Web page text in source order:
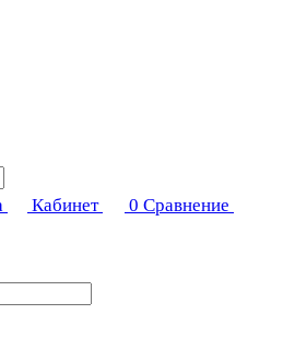
Кабинет 0 Сравнение